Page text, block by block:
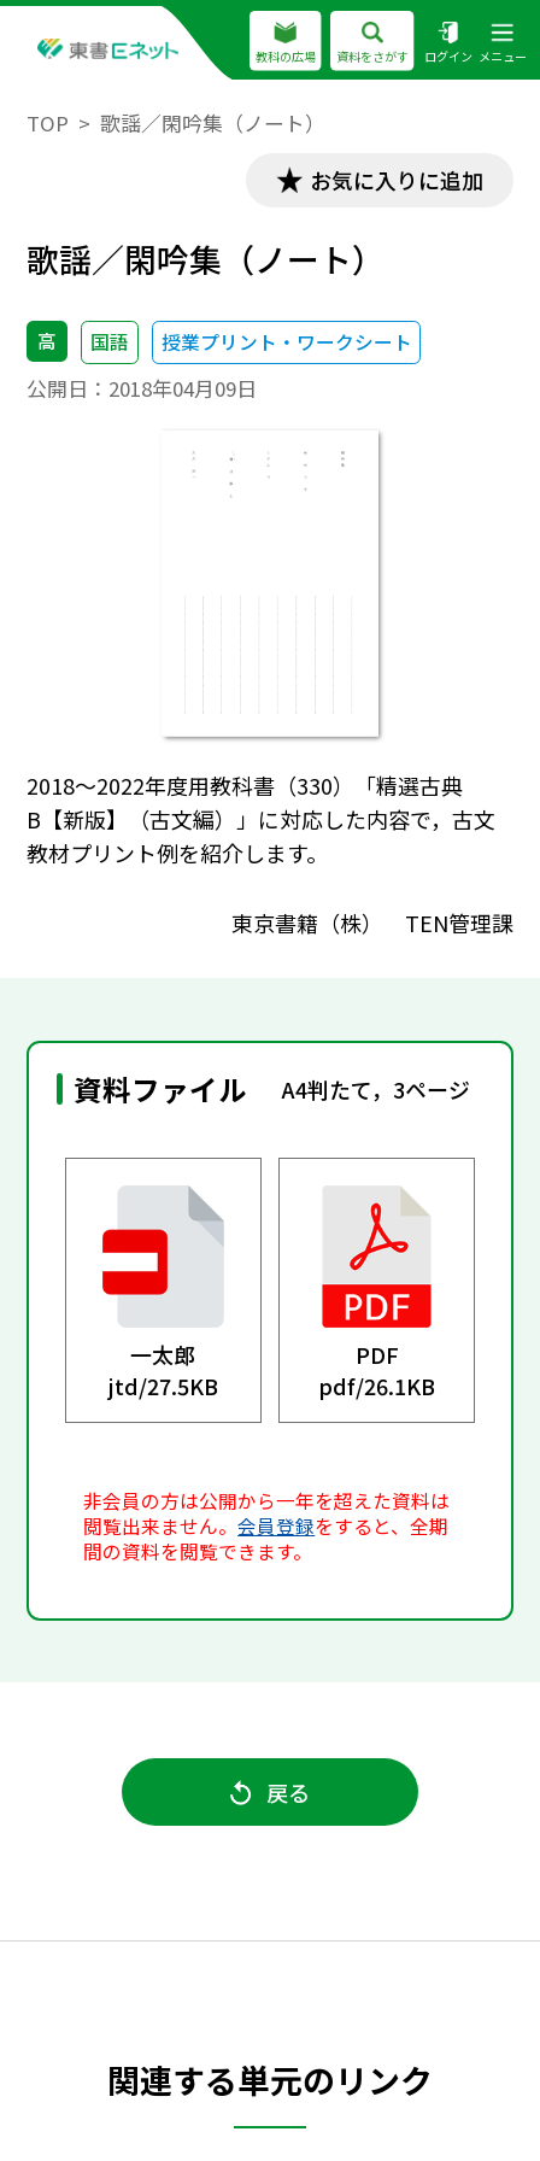
教科の広場 資料をさがす ログイン メニュー
TOP 歌謡／閑吟集（ノート）
お気に入りに追加
歌謡／閑吟集（ノート）
高 国語 授業プリント・ワークシート
公開日： 2018年04月09日
2018～2022年度用教科書（330）「精選古典
B【新版】（古文編）」に対応した内容で，古文
教材プリント例を紹介します。
東京書籍（株） TEN管理課
資料ファイル A4判たて，3ページ
一太郎
jtd/27.5KB
PDF
pdf/26.1KB
非会員の方は公開から一年を超えた資料は
閲覧出来ません。会員登録をすると、全期
間の資料を閲覧できます。
戻る
関連する単元のリンク